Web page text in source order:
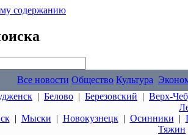
содержанию
Все новости Общество Культура
| Белово | Березовский | Верх-
| Мыски | Новокузнецк| Осинники |
Тяжин